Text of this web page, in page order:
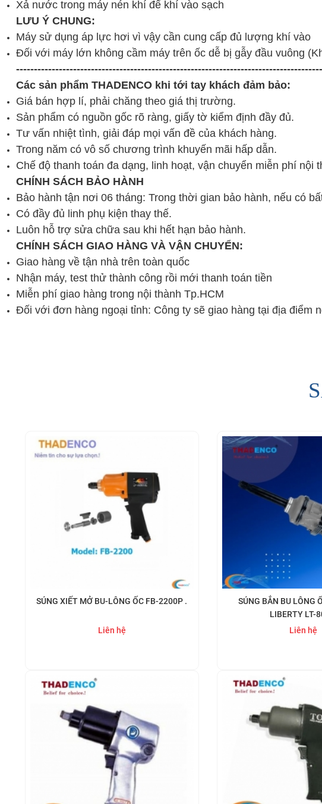
Xả nước trong máy nén khí để khí vào sạch
LƯU Ý CHUNG:
Máy sử dụng áp lực hơi vì vậy cần cung cấp đủ lượng khí vào
Đối với máy lớn không cầm máy trên ốc dễ bị gẫy đầu vuông
Các sản phẩm THADENCO khi tới tay khách đảm bảo:
Giá bán hợp lí, phải chăng theo giá thị trường.
Sản phẩm có nguồn gốc rõ ràng, giấy tờ kiểm định đầy đủ.
Tư vấn nhiệt tình, giải đáp mọi vấn đề của khách hàng.
Trong năm có vô số chương trình khuyến mãi hấp dẫn.
Chế độ thanh toán đa dạng, linh hoạt, vận chuyển miễn phí nội
CHÍNH SÁCH BẢO HÀNH
Bảo hành tận nơi 06 tháng: Trong thời gian bảo hành, nếu có
Có đầy đủ linh phụ kiện thay thế.
Luôn hỗ trợ sửa chữa sau khi hết hạn bảo hành.
CHÍNH SÁCH GIAO HÀNG VÀ VẬN CHUYỂN:
Giao hàng về tận nhà trên toàn quốc
Nhận máy, test thử thành công rồi mới thanh toán tiền
Miễn phí giao hàng trong nội thành Tp.HCM
Đối với đơn hàng ngoại tỉnh: Công ty sẽ giao hàng tại địa điểm
SÚNG XIẾT MỞ BU-LÔNG ỐC FB-2200P .
Liên hệ
SÚNG BẮN BU LÔNG
LIBERTY LT-
Liên hệ